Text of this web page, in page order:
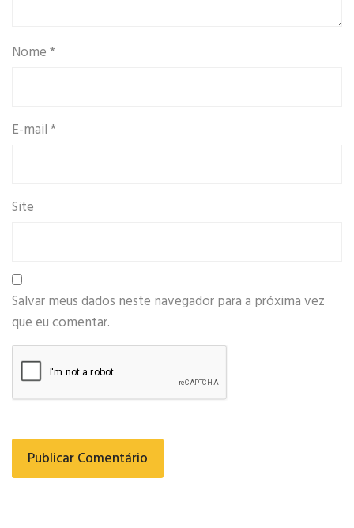
Nome*
E-mail*
Site
Salvar meus dados neste navegador para a próxima vez
que eu comentar.